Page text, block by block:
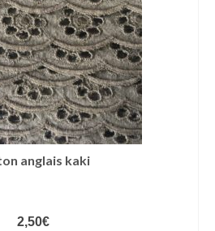
anglais kaki
2,50€